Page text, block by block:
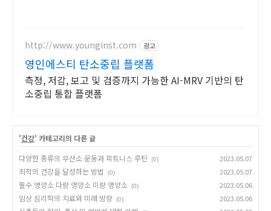
http://www.younginst.com 광고
영인에스티 탄소중립 플랫폼
측정, 저감, 보고 및 검증까지 가능한 AI-MRV 기반의 탄
소중립 통합 플랫폼
'건강' 카테고리의 다른 글
다양한 종류의 무산소 운동과 피트니스 루틴
(0) 2023.05.07
최적의 건강을 달성하는 방법 (0) 2023.05.07
필수 영양소 다량 영양소 미량 영양소 (0) 2023.05.06
임상 심리학의 치료와 미래 방향 (0) 2023.05.06